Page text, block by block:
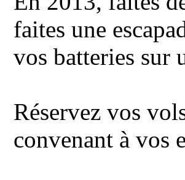
faites une
vos batteries sur
Réservez vos
convenant à vos